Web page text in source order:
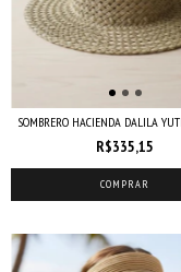
SOMBRERO HACIENDA DALILA
R$335,15
COMPRAR